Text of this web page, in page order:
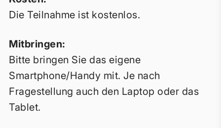
Die Teilnahme ist kostenlos.
Mitbringen:
Bitte bringen Sie das eigene
Smartphone/Handy mit. Je nach
Fragestellung auch den Laptop oder das
Tablet.